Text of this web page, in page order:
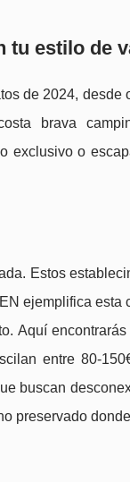
tu estilo de
de 2024, desde
brava
exclusivo o
Estos
ejemplifica esta
Aquí
entre 80-
buscan
preservado